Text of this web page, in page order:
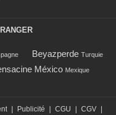
Beyazperde Turquie
México Mexique
Publicité CGU CGV